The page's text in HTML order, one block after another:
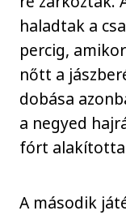
haladtak a
percig,
nőtt a
dobása
a negyed
fórt
A második